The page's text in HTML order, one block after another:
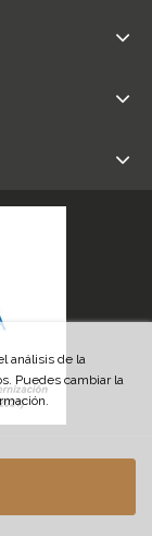
análisis de la
Puedes cambiar la